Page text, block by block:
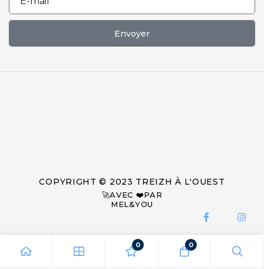
Envoyer
COPYRIGHT © 2023 TREIZH À L'OUEST
🚀AVEC ❤️PAR
MEL&YOU
0 0